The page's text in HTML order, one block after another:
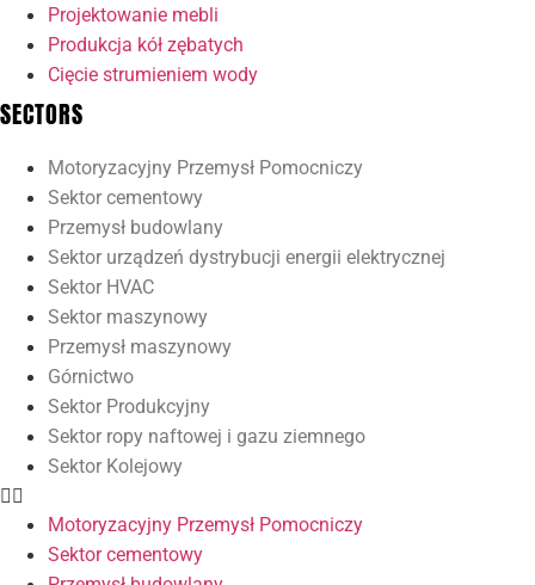
Projektowanie mebli
Produkcja kół zębatych
Cięcie strumieniem wody
SECTORS
Motoryzacyjny Przemysł Pomocniczy
Sektor cementowy
Przemysł budowlany
Sektor urządzeń dystrybucji energii elektrycznej
Sektor HVAC
Sektor maszynowy
Przemysł maszynowy
Górnictwo
Sektor Produkcyjny
Sektor ropy naftowej i gazu ziemnego
Sektor Kolejowy
Motoryzacyjny Przemysł Pomocniczy
Sektor cementowy